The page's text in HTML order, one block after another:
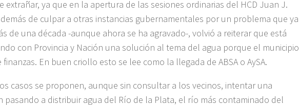
extrañar, ya que en la apertura de las sesiones ordinarias del HCD Juan J.
de culpar a otras instancias gubernamentales por un problema que ya
de una década -aunque ahora se ha agravado-, volvió a reiterar que está
con Provincia y Nación una solución al tema del agua porque el municipio
En buen criollo esto se lee como la llegada de ABSA o AySA.
casos se proponen, aunque sin consultar a los vecinos, intentar una
pasando a distribuir agua del Río de la Plata, el río más contaminado del